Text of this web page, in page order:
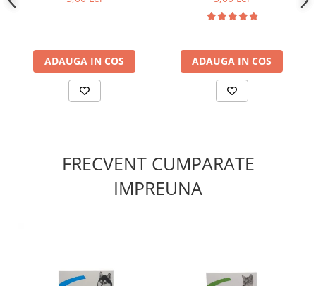
2%, fibre brute 1%, cenușă brută 4%, umiditate 30%.
ADAUGA IN COS ADAUGA IN COS
FRECVENT CUMPARATE
IMPREUNA